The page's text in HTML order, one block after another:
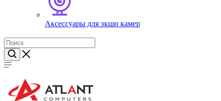
Аксессуары для экшн камер